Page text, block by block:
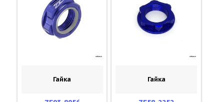
Гайка Гайка